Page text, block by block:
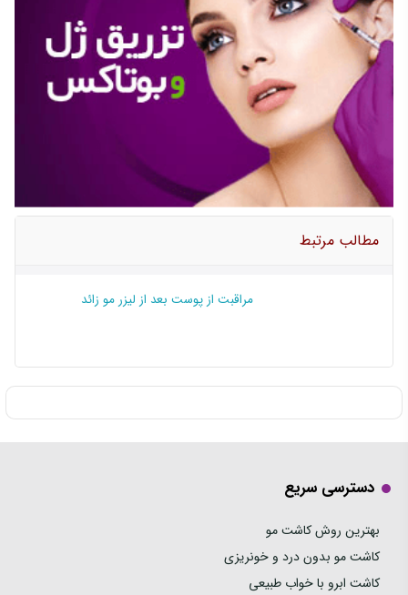
مطالب مرتبط
مراقبت از پوست بعد از لیزر مو زائد
دسترسی سریع
بهترین روش کاشت مو
کاشت مو بدون درد و خونریزی
کاشت ابرو با خواب طبیعی